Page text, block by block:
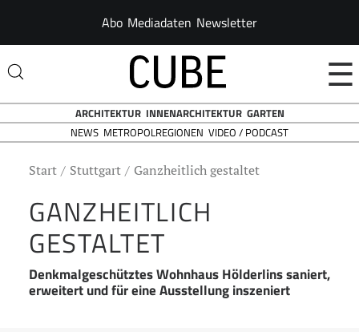
Abo Mediadaten Newsletter
☰
ARCHITEKTUR INNENARCHITEKTUR GARTEN
NEWS METROPOLREGIONEN VIDEO / PODCAST
Start Stuttgart Ganzheitlich gestaltet
GANZHEITLICH
GESTALTET
Denkmalgeschütztes Wohnhaus Hölderlins saniert,
erweitert und für eine Ausstellung inszeniert